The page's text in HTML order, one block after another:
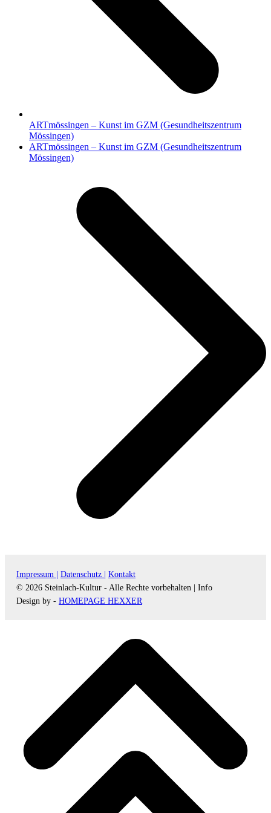
ARTmössingen – Kunst im GZM (Gesundheitszentrum
Mössingen)
Nächster
Beitrag:
ARTmössingen – Kunst im GZM (Gesundheitszentrum
Mössingen)
Impressum | Datenschutz |
Kontakt
© 2026 Steinlach-Kultur - Alle Rechte vorbehalten |
Info
Design by - HOMEPAGE HEXXER